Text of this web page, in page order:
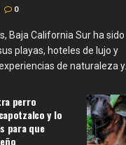
0
Baja California Sur ha sido
playas, hoteles de lujo y
de naturaleza y...
perro
y lo
para que